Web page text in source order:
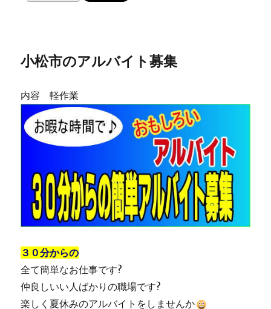
小松市のアルバイト募集
内容 軽作業
３０分からの
全て簡単なお仕事です?
仲良しいい人ばかりの職場です?
楽しく夏休みのアルバイトをしませんか